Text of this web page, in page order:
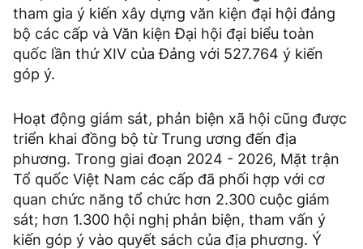
tham gia ý kiến xây dựng văn kiện đại hội đảng
bộ các cấp và Văn kiện Đại hội đại biểu toàn
quốc lần thứ XIV của Đảng với 527.764 ý kiến
góp ý.
Hoạt động giám sát, phản biện xã hội cũng được
triển khai đồng bộ từ Trung ương đến địa
phương. Trong giai đoạn 2024 - 2026, Mặt trận
Tổ quốc Việt Nam các cấp đã phối hợp với cơ
quan chức năng tổ chức hơn 2.300 cuộc giám
sát; hơn 1.300 hội nghị phản biện, tham vấn ý
kiến góp ý vào quyết sách của địa phương. Ý